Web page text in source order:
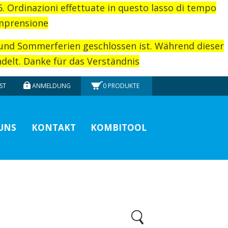
Ordinazioni effettuate in questo lasso di tempo
Sommerferien geschlossen ist. Während dieser
Danke für das Verständnis
ANMELDUNG 0 PRODUKTE
KONTAKT KOMBITOOL